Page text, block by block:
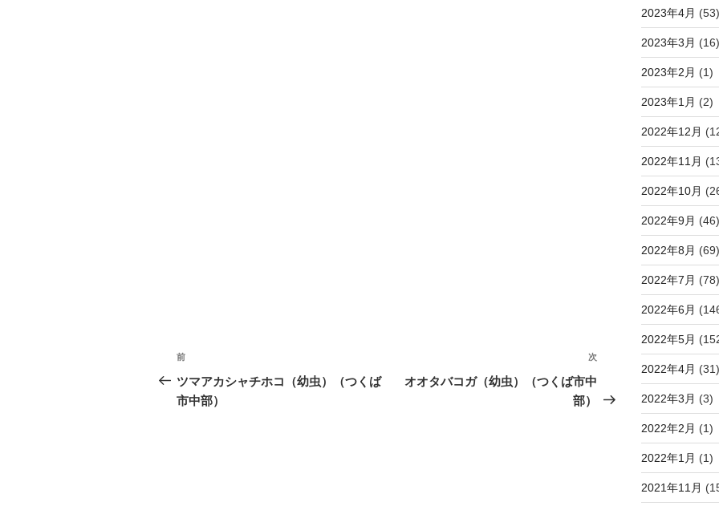
投
稿
ナ
前
の
投
前
ツマアカシャチホコ（幼虫）（つくば
市中部）
次
投
次
オオタバコガ（幼虫）（つくば市中
部）
2023年4月 (53)
2023年3月 (16)
2023年2月 (1)
2023年1月 (2)
2022年12月
2022年11月
2022年10月
2022年9月 (46)
2022年8月 (69)
2022年7月 (78)
2022年6月
2022年5月
2022年4月 (31)
2022年3月 (3)
2022年2月 (1)
2022年1月 (1)
2021年11月